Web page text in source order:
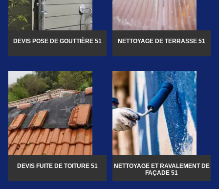
DEVIS POSE DE GOUTTIÈRE 51 NETTOYAGE DE TERRASSE 51
DEVIS FUITE DE TOITURE 51
NETTOYAGE ET RAVALEMENT DE
FAÇADE 51